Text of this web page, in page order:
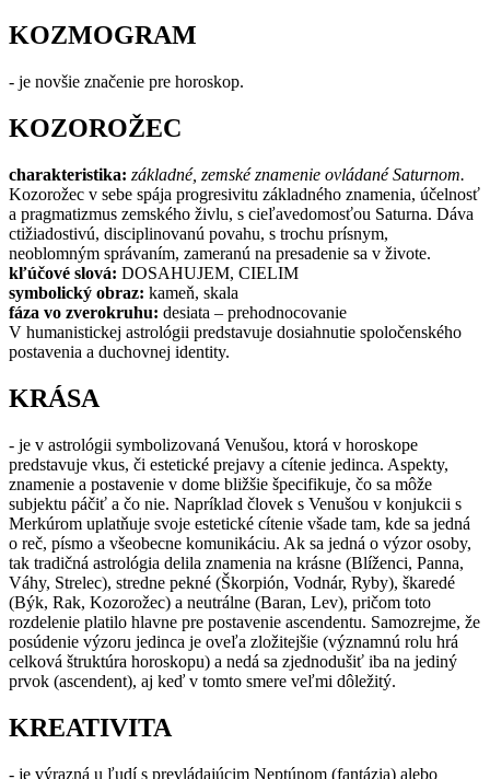
KOZMOGRAM
- je novšie značenie pre horoskop.
KOZOROŽEC
charakteristika: základné, zemské znamenie ovládané Saturnom.
Kozorožec v sebe spája progresivitu základného znamenia, účelnosť
a pragmatizmus zemského živlu, s cieľavedomosťou Saturna. Dáva
ctižiadostivú, disciplinovanú povahu, s trochu prísnym,
neoblomným správaním, zameranú na presadenie sa v živote.
kľúčové slová: DOSAHUJEM, CIELIM
symbolický obraz: kameň, skala
fáza vo zverokruhu: desiata – prehodnocovanie
V humanistickej astrológii predstavuje dosiahnutie spoločenského
postavenia a duchovnej identity.
KRÁSA
- je v astrológii symbolizovaná Venušou, ktorá v horoskope
predstavuje vkus, či estetické prejavy a cítenie jedinca. Aspekty,
znamenie a postavenie v dome bližšie špecifikuje, čo sa môže
subjektu páčiť a čo nie. Napríklad človek s Venušou v konjukcii s
Merkúrom uplatňuje svoje estetické cítenie všade tam, kde sa jedná
o reč, písmo a všeobecne komunikáciu. Ak sa jedná o výzor osoby,
tak tradičná astrológia delila znamenia na krásne (Blíženci, Panna,
Váhy, Strelec), stredne pekné (Škorpión, Vodnár, Ryby), škaredé
(Býk, Rak, Kozorožec) a neutrálne (Baran, Lev), pričom toto
rozdelenie platilo hlavne pre postavenie ascendentu. Samozrejme, že
posúdenie výzoru jedinca je oveľa zložitejšie (významnú rolu hrá
celková štruktúra horoskopu) a nedá sa zjednodušiť iba na jediný
prvok (ascendent), aj keď v tomto smere veľmi dôležitý.
KREATIVITA
- je výrazná u ľudí s prevládajúcim Neptúnom (fantázia) alebo